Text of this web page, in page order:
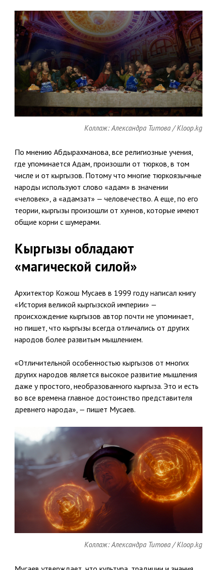
Коллаж: Александра Титова / Kloop.kg
По мнению Абдырахманова, все религиозные учения,
где упоминается Адам, произошли от тюрков, в том
числе и от кыргызов. Потому что многие тюркоязычные
народы используют слово «адам» в значении
«человек», а «адамзат» — человечество. А еще, по его
теории, кыргызы произошли от хуннов, которые имеют
общие корни с шумерами.
Кыргызы обладают
«магической силой»
Архитектор Кожош Мусаев в 1999 году написал книгу
«История великой кыргызской империи» —
происхождение кыргызов автор почти не упоминает,
но пишет, что кыргызы всегда отличались от других
народов более развитым мышлением.
«Отличительной особенностью кыргызов от многих
других народов является высокое развитие мышления
даже у простого, необразованного кыргыза. Это и есть
во все времена главное достоинство представителя
древнего народа», — пишет Мусаев.
Коллаж: Александра Титова / Kloop.kg